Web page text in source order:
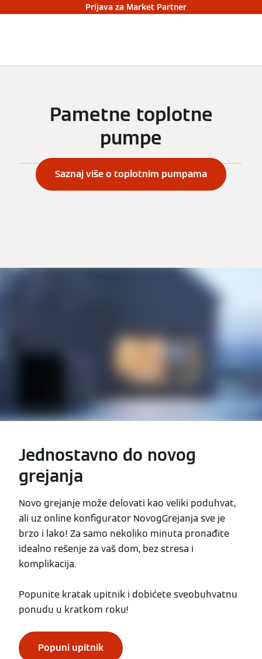
Prijava za Market Partner
Pametne toplotne
pumpe
Saznaj više o toplotnim pumpama
Jednostavno do novog
grejanja
Novo grejanje može delovati kao veliki poduhvat,
ali uz online konfigurator NovogGrejanja sve je
brzo i lako! Za samo nekoliko minuta pronađite
idealno rešenje za vaš dom, bez stresa i
komplikacija.
Popunite kratak upitnik i dobićete sveobuhvatnu
ponudu u kratkom roku!
Popuni upitnik